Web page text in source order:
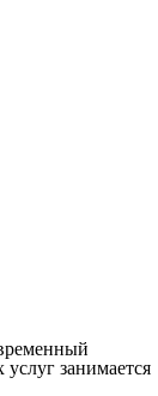
занимается